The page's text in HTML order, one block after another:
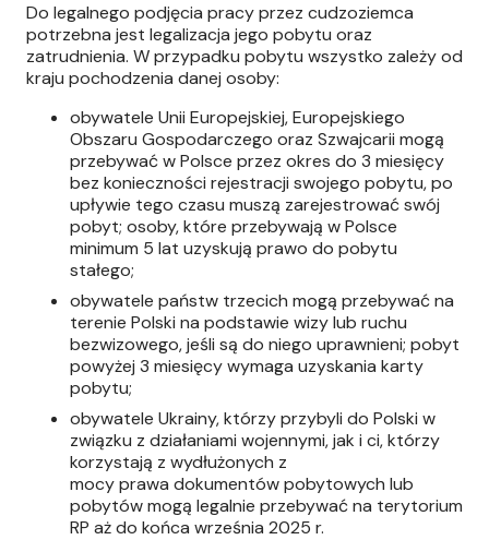
Do legalnego podjęcia pracy przez cudzoziemca
potrzebna jest legalizacja jego pobytu oraz
zatrudnienia. W przypadku pobytu wszystko zależy od
kraju pochodzenia danej osoby:
obywatele Unii Europejskiej, Europejskiego
Obszaru Gospodarczego oraz Szwajcarii mogą
przebywać w Polsce przez okres do 3 miesięcy
bez konieczności rejestracji swojego pobytu, po
upływie tego czasu muszą zarejestrować swój
pobyt; osoby, które przebywają w Polsce
minimum 5 lat uzyskują prawo do pobytu
stałego;
obywatele państw trzecich mogą przebywać na
terenie Polski na podstawie wizy lub ruchu
bezwizowego, jeśli są do niego uprawnieni; pobyt
powyżej 3 miesięcy wymaga uzyskania karty
pobytu;
obywatele Ukrainy, którzy przybyli do Polski w
związku z działaniami wojennymi, jak i ci, którzy
korzystają z wydłużonych z
mocy prawa dokumentów pobytowych lub
pobytów mogą legalnie przebywać na terytorium
RP aż do końca września 2025 r.